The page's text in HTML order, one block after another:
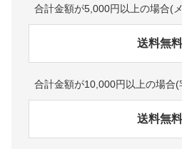
合計金額が5,000円以上の場合(
送料無料
合計金額が10,000円以上の場合(
送料無料